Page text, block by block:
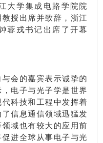
大学集成电路学院院
授出席并致辞，浙江
蓉戎书记出席了开幕
会的嘉宾表示诚挚的
电子与光子学是世界
科技和工程中发挥着
信息通信领域迅猛发
域也有较大的应用前
进全球从事电子与光